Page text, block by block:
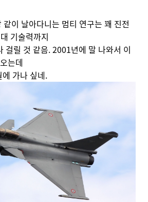
이 날아다니는 멈티 연구는 꽤 진전
기술력까지
걸릴 것 같음. 2001년에 말 나와서 이
는데
가나 싶네.